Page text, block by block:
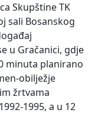
Skupštine TK
sali Bosanskog
u Gračanici, gdje
minuta planirano
obilježje
žrtvama
1995, a u 12